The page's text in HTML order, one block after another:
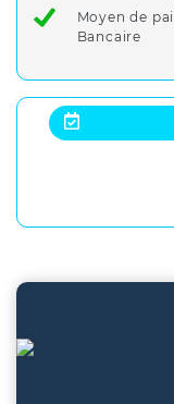
Moyen de
Bancaire